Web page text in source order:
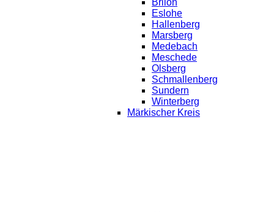
Brilon
Eslohe
Hallenberg
Marsberg
Medebach
Meschede
Olsberg
Schmallenberg
Sundern
Winterberg
Märkischer Kreis